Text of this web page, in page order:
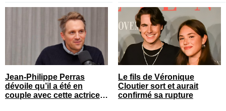
Jean-Philippe Perras
dévoile qu’il a été en
couple avec cette actrice
Le fils de Véronique
Cloutier sort et aurait
confirmé sa rupture